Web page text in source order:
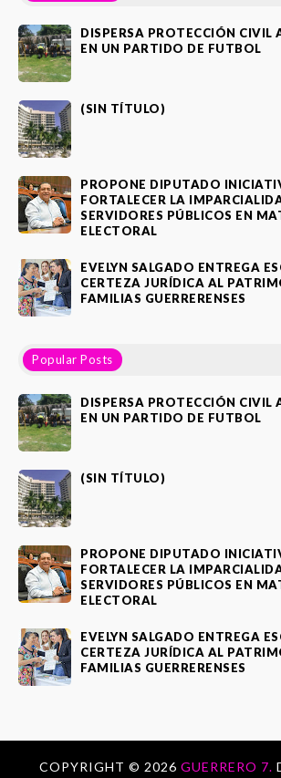
DISPERSA PROTECCIÓN CIVIL
EN UN PARTIDO DE FUTBOL
(SIN TÍTULO)
PROPONE DIPUTADO
FORTALECER LA
SERVIDORES PÚBLICOS EN
ELECTORAL
EVELYN SALGADO ENTREGA
CERTEZA JURÍDICA AL
FAMILIAS GUERRERENSES
Popular Posts
DISPERSA PROTECCIÓN CIVIL
EN UN PARTIDO DE FUTBOL
(SIN TÍTULO)
PROPONE DIPUTADO
FORTALECER LA
SERVIDORES PÚBLICOS EN
ELECTORAL
EVELYN SALGADO ENTREGA
CERTEZA JURÍDICA AL
FAMILIAS GUERRERENSES
COPYRIGHT © 2026 GUERRERO 7.